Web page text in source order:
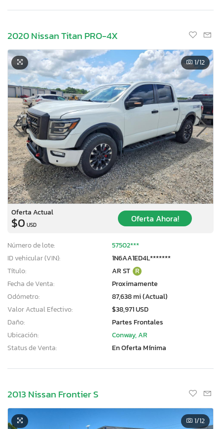
2020 Nissan Titan PRO-4X
1/12
Oferta Actual
$0 USD
Oferta Ahora!
Número de lote:
57502***
ID vehicular (VIN):
1N6AA1ED4L*******
Título:
AR ST R
Fecha de Venta:
Proximamente
Odómetro:
87,638 mi (Actual)
Valor Actual Efectivo:
$38,971 USD
Daño:
Partes Frontales
Ubicación:
Conway, AR
Status de Venta:
En Oferta Mínima
2013 Nissan Frontier S
1/12